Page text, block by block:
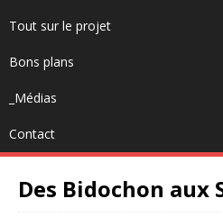
Tout sur le projet
Bons plans
_Médias
Contact
Des Bidochon aux